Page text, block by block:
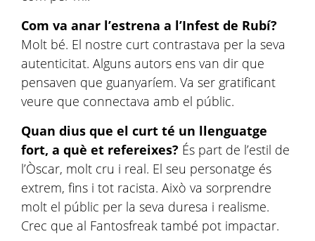
Com va anar l’estrena a l’Infest de Rubí?
Molt bé. El nostre curt contrastava per la seva
autenticitat. Alguns autors ens van dir que
pensaven que guanyaríem. Va ser gratificant
veure que connectava amb el públic.
Quan dius que el curt té un llenguatge
fort, a què et refereixes? És part de l’estil de
l’Òscar, molt cru i real. El seu personatge és
extrem, fins i tot racista. Això va sorprendre
molt el públic per la seva duresa i realisme.
Crec que al Fantosfreak també pot impactar.